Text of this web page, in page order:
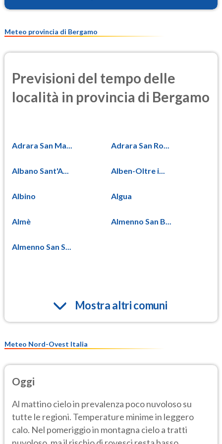
Meteo provincia di Bergamo
Previsioni del tempo delle
località in provincia di Bergamo
Adrara San Ma... Adrara San Ro...
Albano Sant'A... Alben-Oltre i...
Albino Algua
Almè Almenno San B...
Almenno San S...
Mostra altri comuni
Meteo Nord-Ovest Italia
Oggi
Al mattino cielo in prevalenza poco nuvoloso su
tutte le regioni. Temperature minime in leggero
calo. Nel pomeriggio in montagna cielo a tratti